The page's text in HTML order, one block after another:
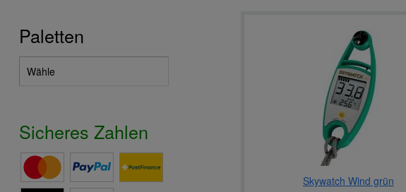
Paletten
Sicheres Zahlen
Skywatch Wind grün